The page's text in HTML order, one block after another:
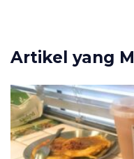
Artikel yang